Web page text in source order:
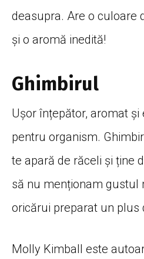
deasupra. Are o culoare
și o aromă inedită!
Ghimbirul
Ușor înțepător, aromat și
pentru organism.
te apară de răceli și ține
să nu menționam gustul
oricărui preparat un plus
Molly Kimball este